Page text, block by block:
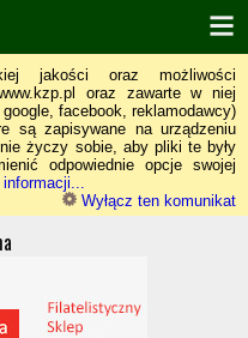
jakości oraz możliwości
oraz zawarte w niej
facebook, reklamodawcy)
są zapisywane na urządzeniu
życzy sobie, aby pliki te były
odpowiednie opcje swojej
Wyłącz ten komunikat